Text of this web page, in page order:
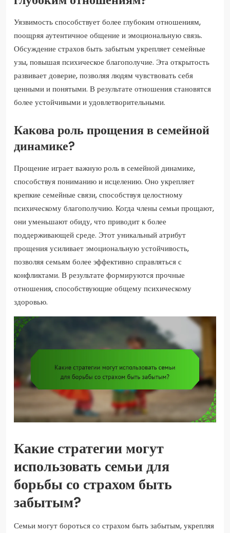
Уязвимость способствует более глубоким отношениям,
поощряя аутентичное общение и эмоциональную связь.
Обсуждение страхов быть забытым укрепляет семейные
узы, повышая психическое благополучие. Эта открытость
развивает доверие, позволяя людям чувствовать себя
ценными и понятыми. В результате отношения становятся
более устойчивыми и удовлетворительными.
Какова роль прощения в семейной
динамике?
Прощение играет важную роль в семейной динамике,
способствуя пониманию и исцелению. Оно укрепляет
крепкие семейные связи, способствуя целостному
психическому благополучию. Когда члены семьи прощают,
они уменьшают обиду, что приводит к более
поддерживающей среде. Этот уникальный атрибут
прощения усиливает эмоциональную устойчивость,
позволяя семьям более эффективно справляться с
конфликтами. В результате формируются прочные
отношения, способствующие общему психическому
здоровью.
Какие стратегии могут
использовать семьи для
борьбы со страхом быть
забытым?
Семьи могут бороться со страхом быть забытым, укрепляя